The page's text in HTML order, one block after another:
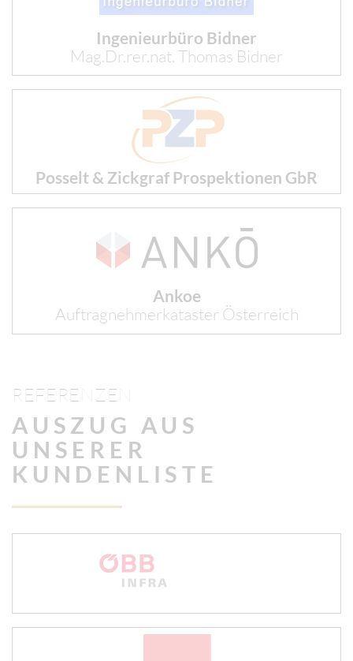
Ingenieurbüro Bidner
Mag.Dr.rer.nat. Thomas Bidner
Posselt & Zickgraf Prospektionen GbR
Ankoe
Auftragnehmerkataster Österreich
REFERENZEN
AUSZUG AUS
UNSERER
KUNDENLISTE